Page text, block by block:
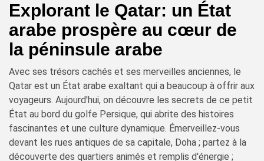
Explorant le Qatar: un État
arabe prospère au cœur de
la péninsule arabe
Avec ses trésors cachés et ses merveilles anciennes, le
Qatar est un État arabe exaltant qui a beaucoup à offrir aux
voyageurs. Aujourd'hui, on découvre les secrets de ce petit
État au bord du golfe Persique, qui abrite des histoires
fascinantes et une culture dynamique. Émerveillez-vous
devant les rues antiques de sa capitale, Doha ; partez à la
découverte des quartiers animés et remplis d'énergie ;